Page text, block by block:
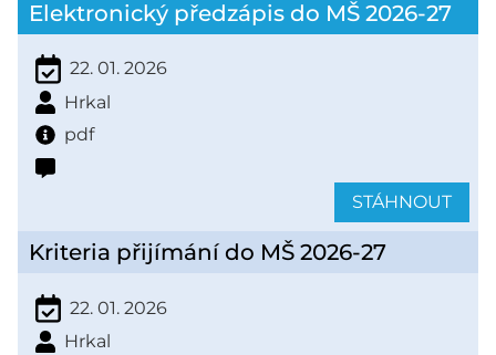
Elektronický předzápis do MŠ 2026-27
22. 01. 2026
Hrkal
pdf
STÁHNOUT
Kriteria přijímání do MŠ 2026-27
22. 01. 2026
Hrkal